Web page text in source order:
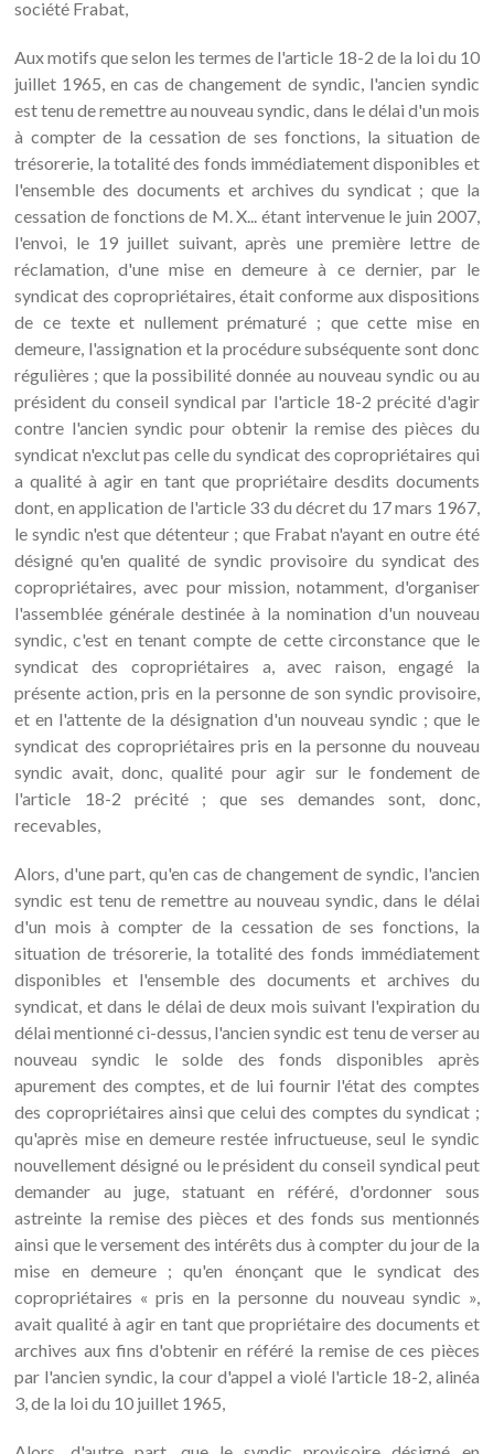
société Frabat,
Aux motifs que selon les termes de l'article 18-2 de la loi du 10
juillet 1965, en cas de changement de syndic, l'ancien syndic
est tenu de remettre au nouveau syndic, dans le délai d'un mois
à compter de la cessation de ses fonctions, la situation de
trésorerie, la totalité des fonds immédiatement disponibles et
l'ensemble des documents et archives du syndicat ; que la
cessation de fonctions de M. X... étant intervenue le juin 2007,
l'envoi, le 19 juillet suivant, après une première lettre de
réclamation, d'une mise en demeure à ce dernier, par le
syndicat des copropriétaires, était conforme aux dispositions
de ce texte et nullement prématuré ; que cette mise en
demeure, l'assignation et la procédure subséquente sont donc
régulières ; que la possibilité donnée au nouveau syndic ou au
président du conseil syndical par l'article 18-2 précité d'agir
contre l'ancien syndic pour obtenir la remise des pièces du
syndicat n'exclut pas celle du syndicat des copropriétaires qui
a qualité à agir en tant que propriétaire desdits documents
dont, en application de l'article 33 du décret du 17 mars 1967,
le syndic n'est que détenteur ; que Frabat n'ayant en outre été
désigné qu'en qualité de syndic provisoire du syndicat des
copropriétaires, avec pour mission, notamment, d'organiser
l'assemblée générale destinée à la nomination d'un nouveau
syndic, c'est en tenant compte de cette circonstance que le
syndicat des copropriétaires a, avec raison, engagé la
présente action, pris en la personne de son syndic provisoire,
et en l'attente de la désignation d'un nouveau syndic ; que le
syndicat des copropriétaires pris en la personne du nouveau
syndic avait, donc, qualité pour agir sur le fondement de
l'article 18-2 précité ; que ses demandes sont, donc,
recevables,
Alors, d'une part, qu'en cas de changement de syndic, l'ancien
syndic est tenu de remettre au nouveau syndic, dans le délai
d'un mois à compter de la cessation de ses fonctions, la
situation de trésorerie, la totalité des fonds immédiatement
disponibles et l'ensemble des documents et archives du
syndicat, et dans le délai de deux mois suivant l'expiration du
délai mentionné ci-dessus, l'ancien syndic est tenu de verser au
nouveau syndic le solde des fonds disponibles après
apurement des comptes, et de lui fournir l'état des comptes
des copropriétaires ainsi que celui des comptes du syndicat ;
qu'après mise en demeure restée infructueuse, seul le syndic
nouvellement désigné ou le président du conseil syndical peut
demander au juge, statuant en référé, d'ordonner sous
astreinte la remise des pièces et des fonds sus mentionnés
ainsi que le versement des intérêts dus à compter du jour de la
mise en demeure ; qu'en énonçant que le syndicat des
copropriétaires « pris en la personne du nouveau syndic »,
avait qualité à agir en tant que propriétaire des documents et
archives aux fins d'obtenir en référé la remise de ces pièces
par l'ancien syndic, la cour d'appel a violé l'article 18-2, alinéa
3, de la loi du 10 juillet 1965,